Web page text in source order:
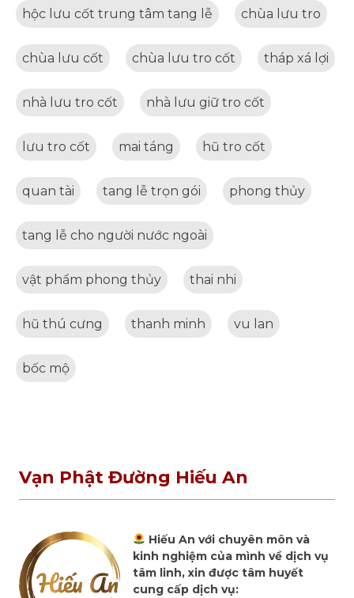
hộc lưu cốt trung tâm tang lễ chùa lưu tro
chùa lưu cốt chùa lưu tro cốt tháp xá lợi
nhà lưu tro cốt nhà lưu giữ tro cốt
lưu tro cốt mai táng hũ tro cốt
quan tài tang lễ trọn gói phong thủy
tang lễ cho người nước ngoài
vật phẩm phong thủy thai nhi
hũ thú cưng thanh minh vu lan
bốc mộ
Vạn Phật Đường Hiếu An
Hiếu An với chuyên môn và
kinh nghiệm của mình về dịch vụ
tâm linh, xin được tâm huyết
cung cấp dịch vụ: